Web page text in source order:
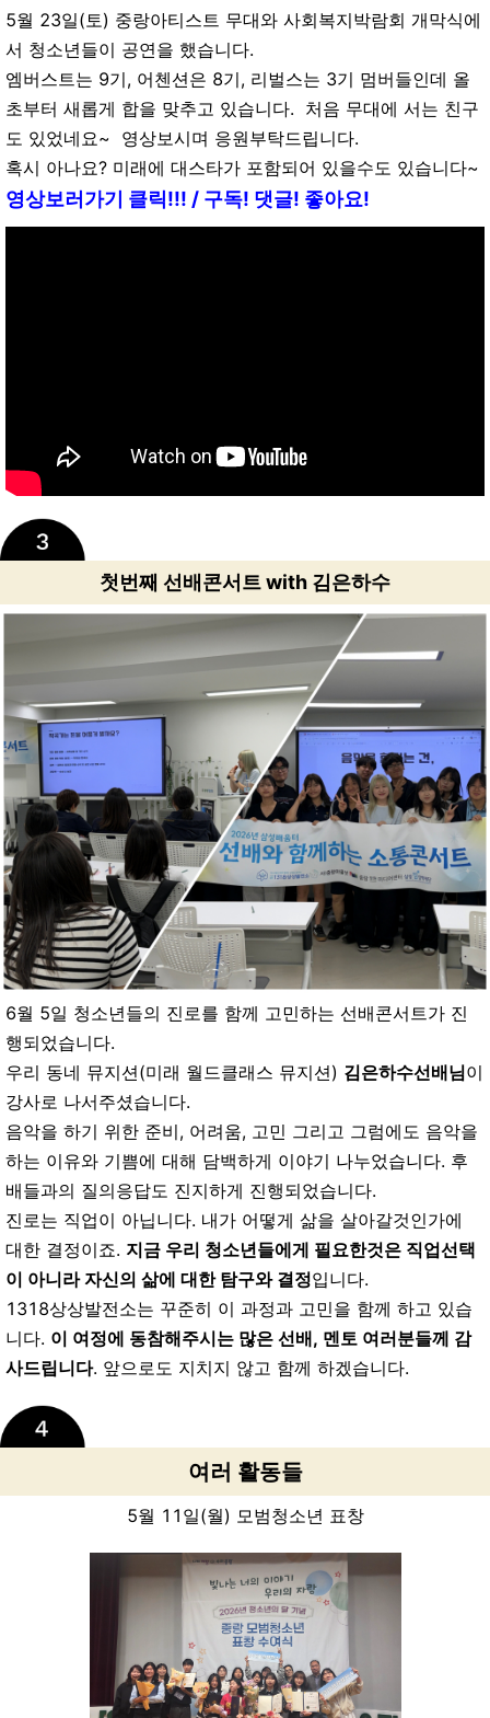
5월 23일(토) 중랑아티스트 무대와 사회복지박람회 개막식에
서 청소년들이 공연을 했습니다.
엠버스트는 9기, 어첸션은 8기, 리벌스는 3기 멈버들인데 올
초부터 새롭게 합을 맞추고 있습니다. 처음 무대에 서는 친구
도 있었네요~ 영상보시며 응원부탁드립니다.
혹시 아나요? 미래에 대스타가 포함되어 있을수도 있습니다~
영상보러가기 클릭!!! / 구독! 댓글! 좋아요!
첫번째 선배콘서트 with 김은하수
6월 5일 청소년들의 진로를 함께 고민하는 선배콘서트가 진
행되었습니다.
우리 동네 뮤지션(미래 월드클래스 뮤지션) 김은하수선배님이
강사로 나서주셨습니다.
음악을 하기 위한 준비, 어려움, 고민 그리고 그럼에도 음악을
하는 이유와 기쁨에 대해 담백하게 이야기 나누었습니다. 후
배들과의 질의응답도 진지하게 진행되었습니다.
진로는 직업이 아닙니다. 내가 어떻게 삶을 살아갈것인가에
대한 결정이죠. 지금 우리 청소년들에게 필요한것은 직업선택
이 아니라 자신의 삶에 대한 탐구와 결정입니다.
1318상상발전소는 꾸준히 이 과정과 고민을 함께 하고 있습
니다. 이 여정에 동참해주시는 많은 선배, 멘토 여러분들께 감
사드립니다. 앞으로도 지치지 않고 함께 하겠습니다.
여러 활동들
5월 11일(월) 모범청소년 표창